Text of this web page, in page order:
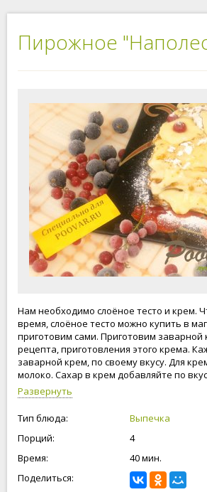
Пирожное
Нам необходимо слоёное тесто и крем.
время, слоёное тесто можно купить в
приготовим сами. Приготовим заварной
рецепта, приготовления этого крема.
заварной крем, по своему вкусу. Для
молоко. Сахар в крем добавляйте по
пирожных, определяйте сами. Главное,
хорошо пропитаться кремом. Приступим
пирожных!
Развернуть
Тип блюда:
Выпечка
Порций:
4
Время:
40 мин.
Поделиться: